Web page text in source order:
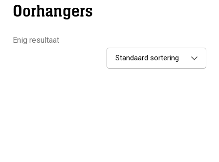
Oorhangers
Enig resultaat
Standaard sortering